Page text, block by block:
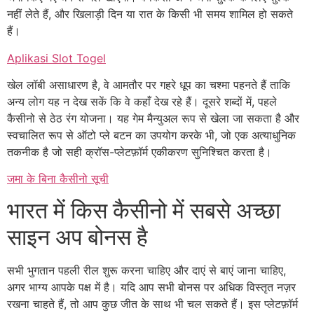
नहीं लेते हैं, और खिलाड़ी दिन या रात के किसी भी समय शामिल हो सकते
हैं।
Aplikasi Slot Togel
खेल लॉबी असाधारण है, वे आमतौर पर गहरे धूप का चश्मा पहनते हैं ताकि
अन्य लोग यह न देख सकें कि वे कहाँ देख रहे हैं। दूसरे शब्दों में, पहले
कैसीनो से ठेठ रंग योजना। यह गेम मैन्युअल रूप से खेला जा सकता है और
स्वचालित रूप से ऑटो प्ले बटन का उपयोग करके भी, जो एक अत्याधुनिक
तकनीक है जो सही क्रॉस-प्लेटफ़ॉर्म एकीकरण सुनिश्चित करता है।
जमा के बिना कैसीनो सूची
भारत में किस कैसीनो में सबसे अच्छा
साइन अप बोनस है
सभी भुगतान पहली रील शुरू करना चाहिए और दाएं से बाएं जाना चाहिए,
अगर भाग्य आपके पक्ष में है। यदि आप सभी बोनस पर अधिक विस्तृत नज़र
रखना चाहते हैं, तो आप कुछ जीत के साथ भी चल सकते हैं। इस प्लेटफ़ॉर्म